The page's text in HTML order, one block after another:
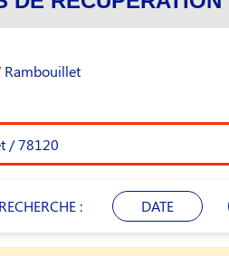
Rambouillet
: DATE